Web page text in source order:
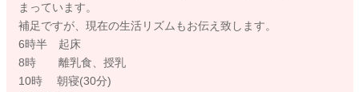
まっています。
補足ですが、現在の生活リズムもお伝え致します。
6時半 起床
8時 離乳食、授乳
10時 朝寝(30分)